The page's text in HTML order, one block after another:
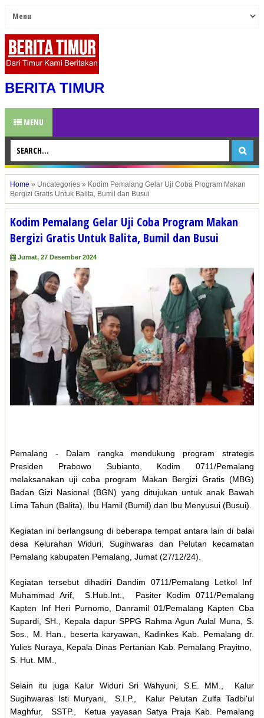
BERITA TIMUR
MENU
Home » Uncategories » Kodim Pemalang Gelar Uji Coba Program Makan
Bergizi Gratis Untuk Balita, Bumil dan Busui
Kodim Pemalang Gelar Uji Coba Program Makan
Bergizi Gratis Untuk Balita, Bumil dan Busui
Jumat, 27 Desember 2024
Pemalang - Dalam rangka mendukung program strategis
Presiden Prabowo Subianto, Kodim 0711/Pemalang
melaksanakan uji coba program Makan Bergizi Gratis (MBG)
Badan Gizi Nasional (BGN) yang ditujukan untuk anak Bawah
Lima Tahun (Balita), Ibu Hamil (Bumil) dan Ibu Menyusui (Busui).
Kegiatan ini berlangsung di beberapa tempat antara lain di balai
desa Kelurahan Widuri, Sugihwaras dan Pelutan kecamatan
Pemalang kabupaten Pemalang, Jumat (27/12/24).
Kegiatan tersebut dihadiri Dandim 0711/Pemalang Letkol Inf
Muhammad Arif, S.Hub.Int., Pasiter Kodim 0711/Pemalang
Kapten Inf Heri Purnomo, Danramil 01/Pemalang Kapten Cba
Supardi, SH., Kepala dapur SPPG Rahma Agun Aulal Muna, S.
Sos., M. Han., beserta karyawan, Kadinkes Kab. Pemalang dr.
Yulies Nuraya, Kepala Dinas Pertanian Kab. Pemalang Prayitno,
S. Hut. MM.,
Selain itu juga Kalur Widuri Sri Wahyuni, S.E. MM., Kalur
Sugihwaras Isti Muryani, S.I.P., Kalur Pelutan Zulfa Tadbi'ul
Maghfur, SSTP., Ketua yayasan Satya Praja Kab. Pemalang